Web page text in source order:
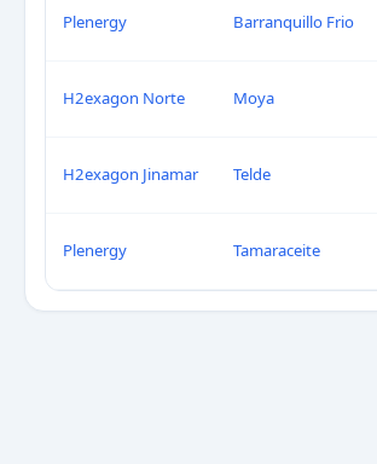
Plenergy Barranquillo Frio
H2exagon Norte Moya
H2exagon Jinamar Telde
Plenergy Tamaraceite